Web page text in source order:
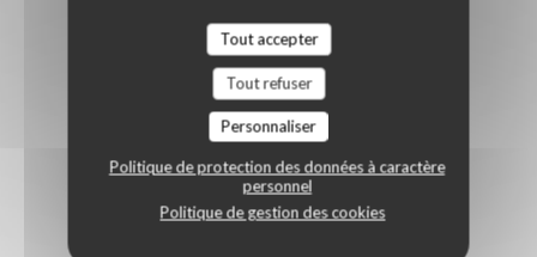
Tout accepter
Tout refuser
Personnaliser
Politique de protection des données à caractère
personnel
Politique de gestion des cookies